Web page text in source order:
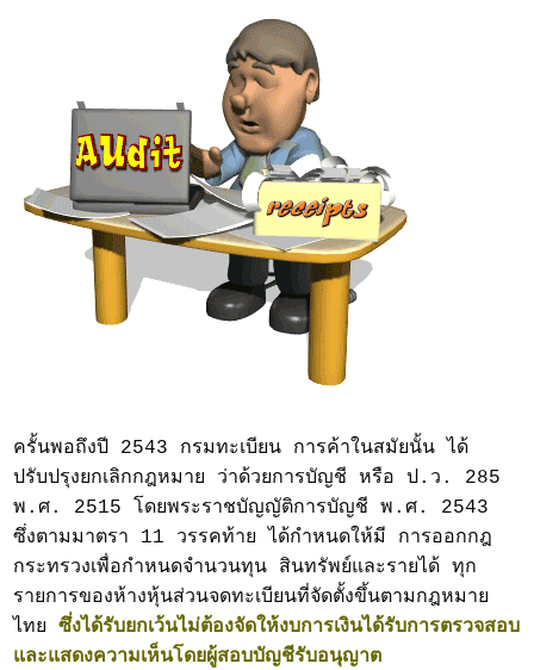
ครั้นพอถึงปี 2543 กรมทะเบียน การค้าในสมัยนั้น ได้
ปรับปรุงยกเลิกกฎหมาย ว่าด้วยการบัญชี หรือ ป.ว. 285
พ.ศ. 2515 โดยพระราชบัญญัติการบัญชี พ.ศ. 2543
ซึ่งตามมาตรา 11 วรรคท้าย ได้กำหนดให้มี การออกกฎ
กระทรวงเพื่อกำหนดจำนวนทุน สินทรัพย์และรายได้ ทุก
รายการของห้างหุ้นส่วนจดทะเบียนที่จัดตั้งขึ้นตามกฎหมาย
ไทยซึ่งได้รับยกเว้นไม่ต้องจัดให้งบการเงินได้รับการตรวจสอบ
และแสดงความเห็นโดยผู้สอบบัญชีรับอนุญาต